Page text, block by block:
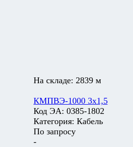
На складе: 2839 м
КМПВЭ-1000 3х1,5
Код ЭА: 0385-1802
Категория: Кабель
По запросу
-